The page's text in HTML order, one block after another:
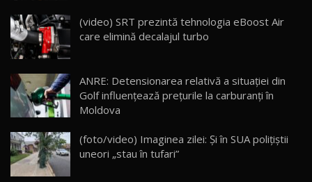
16
AutoBlogMD
13:10
17 20:06
Va fi modelul nr.1 BYD în Moldova? BYD Seal U
30:08
(video) SRT prezintă tehnologia eBoost Air
care elimină decalajul turbo
ANRE: Detensionarea relativă a situației din
Golf influențează prețurile la carburanți în
Moldova
(foto/video) Imaginea zilei: Și în SUA polițiștii
uneori „stau în tufari”